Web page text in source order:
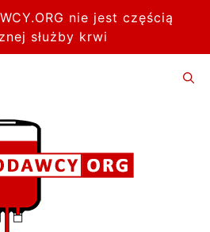
nie jest częścią
służby krwi